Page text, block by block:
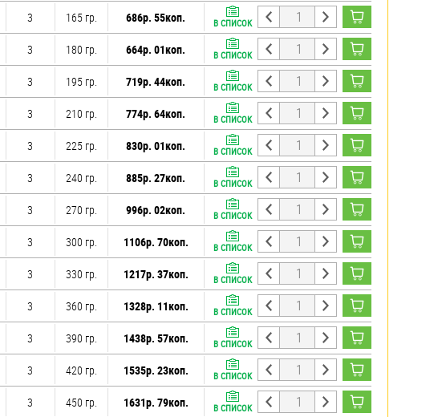
3 165 гр. 686р. 55коп. В СПИСОК
3 180 гр. 664р. 01коп. В СПИСОК
3 195 гр. 719р. 44коп. В СПИСОК
3 210 гр. 774р. 64коп. В СПИСОК
3 225 гр. 830р. 01коп. В СПИСОК
3 240 гр. 885р. 27коп. В СПИСОК
3 270 гр. 996р. 02коп. В СПИСОК
3 300 гр. 1106р. 70коп. В СПИСОК
3 330 гр. 1217р. 37коп. В СПИСОК
3 360 гр. 1328р. 11коп. В СПИСОК
3 390 гр. 1438р. 57коп. В СПИСОК
3 420 гр. 1535р. 23коп. В СПИСОК
3 450 гр. 1631р. 79коп. В СПИСОК